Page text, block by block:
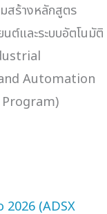
สร้างหลักสูตร
ต์และระบบอัตโนมัติ
Automation
(ADSX